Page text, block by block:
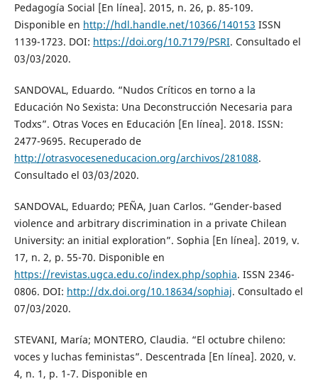
Pedagogía Social [En línea]. 2015, n. 26, p. 85-109.
Disponible en http://hdl.handle.net/10366/140153 ISSN
1139-1723. DOI: https://doi.org/10.7179/PSRI. Consultado el
03/03/2020.
SANDOVAL, Eduardo. “Nudos Críticos en torno a la
Educación No Sexista: Una Deconstrucción Necesaria para
Todxs”. Otras Voces en Educación [En línea]. 2018. ISSN:
2477-9695. Recuperado de
http://otrasvoceseneducacion.org/archivos/281088.
Consultado el 03/03/2020.
SANDOVAL, Eduardo; PEÑA, Juan Carlos. “Gender-based
violence and arbitrary discrimination in a private Chilean
University: an initial exploration”. Sophia [En línea]. 2019, v.
17, n. 2, p. 55-70. Disponible en
https://revistas.ugca.edu.co/index.php/sophia. ISSN 2346-
0806. DOI: http://dx.doi.org/10.18634/sophiaj. Consultado el
07/03/2020.
STEVANI, María; MONTERO, Claudia. “El octubre chileno:
voces y luchas feministas”. Descentrada [En línea]. 2020, v.
4, n. 1, p. 1-7. Disponible en